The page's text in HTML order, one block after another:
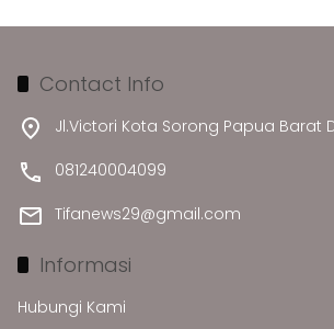
Contact Info
Jl.Victori Kota Sorong Papua Barat
081240004099
Tifanews29@gmail.com
Informasi
Hubungi Kami